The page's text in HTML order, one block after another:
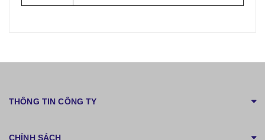
THÔNG TIN CÔNG TY
CHÍNH SÁCH